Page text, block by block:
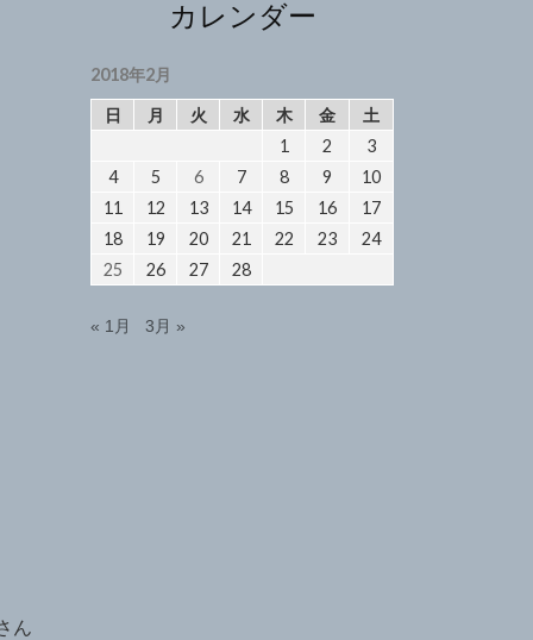
ん
カレンダー
2018年2月
日
月 火 水 木 金
土
1
2
3
4
5 6 7 8 9
10
11
12 13 14 15 16
17
18
19 20 21 22 23
24
25
26 27 28
« 1月 3月 »